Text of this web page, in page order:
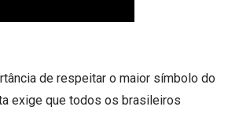
de respeitar o maior símbolo do
exige que todos os brasileiros